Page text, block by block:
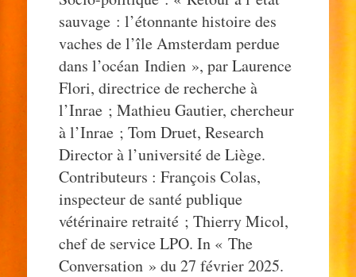
sauvage : l’étonnante histoire des
vaches de l’île Amsterdam perdue
dans l’océan Indien », par Laurence
Flori, directrice de recherche à
l’Inrae ; Mathieu Gautier, chercheur
à l’Inrae ; Tom Druet, Research
Director à l’université de Liège.
Contributeurs : François Colas,
inspecteur de santé publique
vétérinaire retraité ; Thierry Micol,
chef de service LPO. In « The
Conversation » du 27 février 2025.